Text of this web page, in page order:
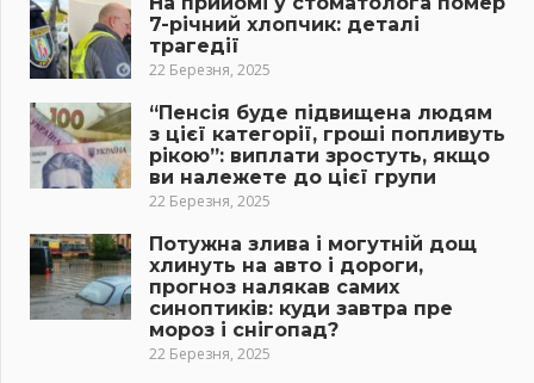
7-річний хлопчик: деталі
трагедії
22 Березня, 2025
“Пенсія буде підвищена людям
з цієї категорії, гроші попливуть
рікою”: виплати зростуть, якщо
ви належете до цієї групи
22 Березня, 2025
Потужна злива і могутній дощ
хлинуть на авто і дороги,
прогноз налякав самих
синоптиків: куди завтра пре
мороз і снігопад?
22 Березня, 2025